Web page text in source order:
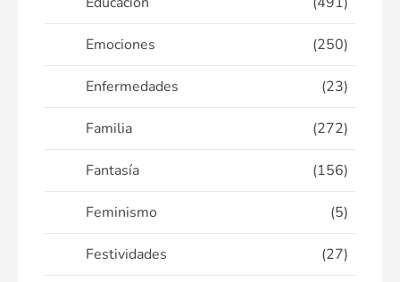
Emociones (250)
Enfermedades (23)
Familia (272)
Fantasía (156)
Feminismo (5)
Festividades (27)